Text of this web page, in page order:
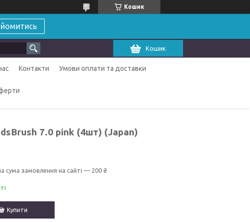
Кошик
Кошик
Контакти Умови оплати та доставки
7.0 pink (4шт) (Japan)
сума замовлення на сайті — 200 ₴
Купити